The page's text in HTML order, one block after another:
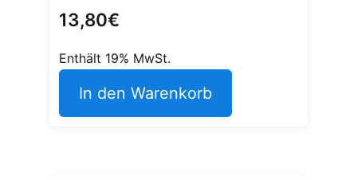
13,80€
Enthält 19% MwSt.
In den Warenkorb